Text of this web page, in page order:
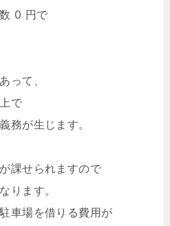
0 円で
って、
で
務が生じます。
課せられますので
ります。
車場を借りる費用が